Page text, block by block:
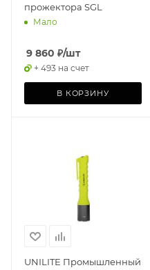
прожектора SGL
Мало
9 860 ₽/шт
+ 493 на счет
В КОРЗИНУ
UNILITE Промышленный